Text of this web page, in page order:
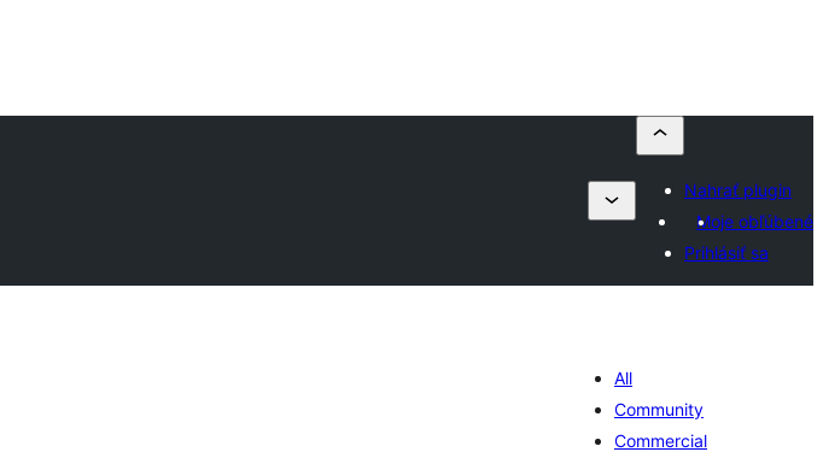
Nahrať plugin
Moje obľúbené
Prihlásiť sa
All
Community
Commercial